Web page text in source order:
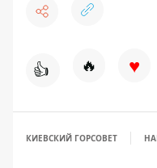
👍 🔥 ♥
КИЕВСКИЙ ГОРСОВЕТ